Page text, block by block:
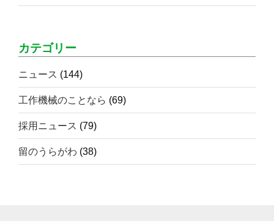
カテゴリー
ニュース (144)
工作機械のことなら (69)
採用ニュース (79)
留のうらがわ (38)